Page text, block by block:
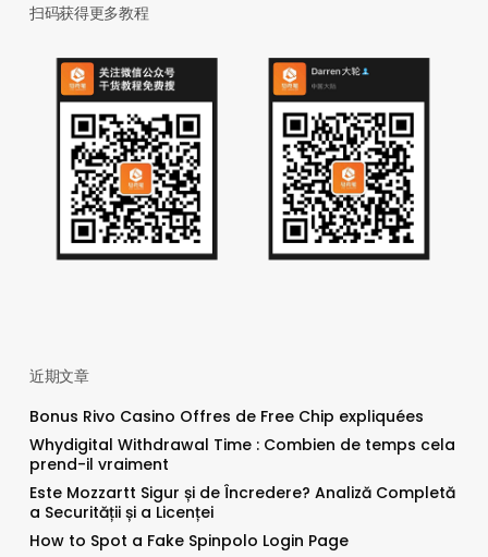
扫码获得更多教程
近期文章
Bonus Rivo Casino Offres de Free Chip expliquées
Whydigital Withdrawal Time : Combien de temps cela
prend-il vraiment
Este Mozzartt Sigur și de Încredere? Analiză Completă
a Securității și a Licenței
How to Spot a Fake Spinpolo Login Page